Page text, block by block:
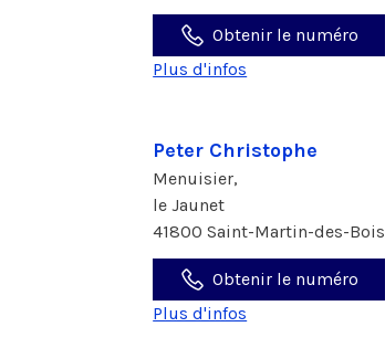
Obtenir le numéro
Plus d'infos
Peter Christophe
Menuisier,
le Jaunet
41800 Saint-Martin-des-Bois
Obtenir le numéro
Plus d'infos